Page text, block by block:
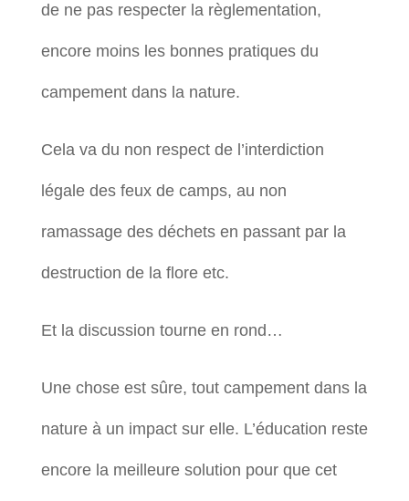
de ne pas respecter la règlementation,
encore moins les bonnes pratiques du
campement dans la nature.
Cela va du non respect de l’interdiction
légale des feux de camps, au non
ramassage des déchets en passant par la
destruction de la flore etc.
Et la discussion tourne en rond…
Une chose est sûre, tout campement dans la
nature à un impact sur elle. L’éducation reste
encore la meilleure solution pour que cet